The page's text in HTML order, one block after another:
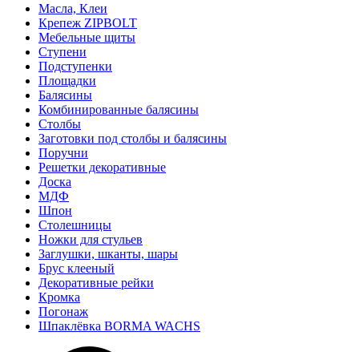
Масла, Клеи
Крепеж ZIPBOLT
Мебельные щиты
Ступени
Подступенки
Площадки
Балясины
Комбинированные балясины
Столбы
Заготовки под столбы и балясины
Поручни
Решетки декоративные
Доска
МДФ
Шпон
Столешницы
Ножки для стульев
Заглушки, шканты, шары
Брус клееный
Декоративные рейки
Кромка
Погонаж
Шпаклёвка BORMA WACHS